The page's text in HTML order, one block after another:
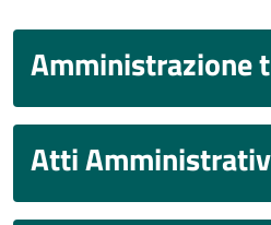
Amministrazione
Atti